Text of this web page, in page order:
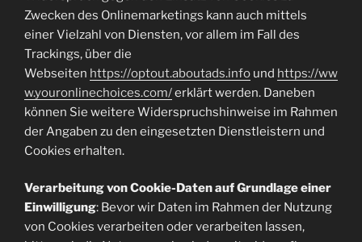
Zwecken des Onlinemarketings kann auch mittels
einer Vielzahl von Diensten, vor allem im Fall des
Trackings, über die
Webseiten https://optout.aboutads.info und https://ww
w.youronlinechoices.com/erklärt werden. Daneben
können Sie weitere Widerspruchshinweise im Rahmen
der Angaben zu den eingesetzten Dienstleistern und
Cookies erhalten.
Verarbeitung von Cookie-Daten auf Grundlage einer
Einwilligung: Bevor wir Daten im Rahmen der Nutzung
von Cookies verarbeiten oder verarbeiten lassen,